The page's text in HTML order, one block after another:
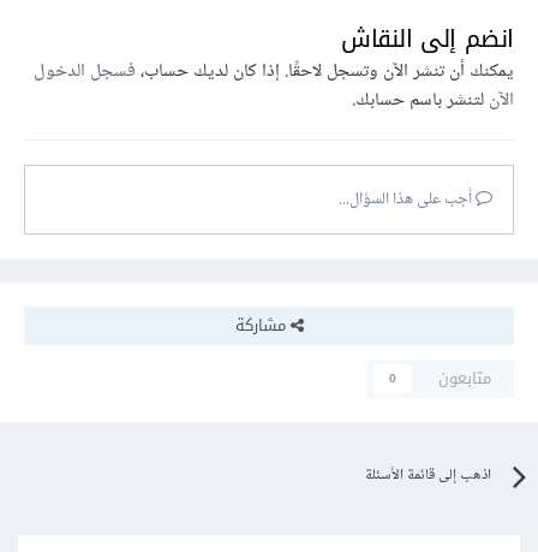
انضم إلى النقاش
يمكنك أن تنشر الآن وتسجل لاحقًا. إذا كان لديك حساب،فسجل الدخول
الآنلتنشر باسم حسابك.
أجب على هذا السؤال...
مشاركة
متابعون
0
اذهب إلى قائمة الأسئلة